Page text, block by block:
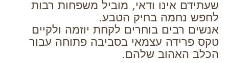
שעתידם אינו ודאי, מוביל משפחות רבות
לחפש נחמה בחיק הטבע.
אנשים רבים בוחרים לקחת יוזמה ולקיים
טקס פרידה עצמאי בסביבה פתוחה עבור
הכלב האהוב שלהם.